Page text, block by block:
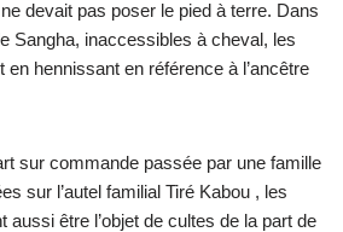
devait pas poser le pied à terre. Dans
Sangha, inaccessibles à cheval, les
en hennissant en référence à l’ancêtre
sur commande passée par une famille
sur l’autel familial Tiré Kabou , les
être l’objet de cultes de la part de